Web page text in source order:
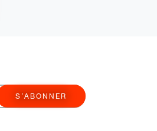
S’ABONNER